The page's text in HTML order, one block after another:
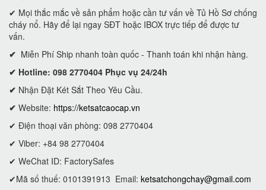
✔ Mọi thắc mắc về sản phẩm hoặc cần tư vấn về Tủ Hồ Sơ chống
cháy nổ. Hãy để lại ngay SĐT hoặc IBOX trực tiếp để được tư
vấn.
✔ Miễn Phí Ship nhanh toàn quốc - Thanh toán khi nhận hàng.
✔ Hotline: 098 2770404 Phục vụ 24/24h
✔ Nhận Đặt Két Sắt Theo Yêu Cầu.
✔ Website: https://ketsatcaocap.vn
✔ Điện thoại văn phòng: 098 2770404
✔ Viber: +84 98 2770404
✔ WeChat ID: FactorySafes
✔Mã số thuế: 0101391913 Email: ketsatchongchay@gmail.com